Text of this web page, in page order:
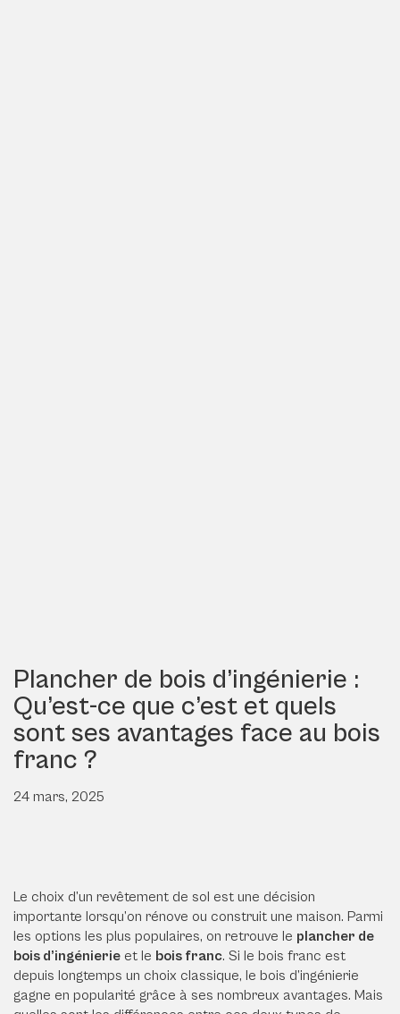
Plancher de bois d’ingénierie :
Qu’est-ce que c’est et quels
sont ses avantages face au bois
franc ?
24 mars, 2025
Le choix d’un revêtement de sol est une décision
importante lorsqu’on rénove ou construit une maison. Parmi
les options les plus populaires, on retrouve le plancher de
bois d’ingénierie et le bois franc. Si le bois franc est
depuis longtemps un choix classique, le bois d’ingénierie
gagne en popularité grâce à ses nombreux avantages. Mais